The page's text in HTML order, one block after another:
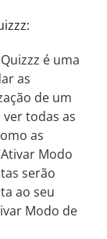
é uma
as
de um
todas as
as
Modo
serão
ao seu
Modo de